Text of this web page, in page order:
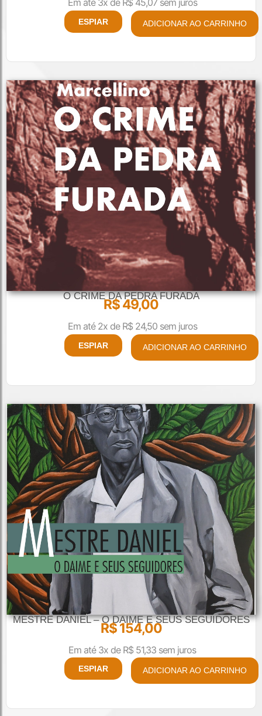
Em até 3x de R$45,07sem juros
ESPIAR ADICIONAR AO CARRINHO
O CRIME DA PEDRA FURADA
R$49,00
Em até 2x de R$24,50sem juros
ESPIAR ADICIONAR AO CARRINHO
MESTRE DANIEL – O DAIME E SEUS SEGUIDORES
R$154,00
Em até 3x de R$ 51,33 sem juros
ESPIAR ADICIONAR AO CARRINHO